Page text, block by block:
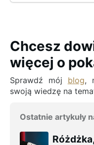
Chcesz
więcej o
Sprawdź mój blog,
swoją wiedzę na
Ostatnie artykuły